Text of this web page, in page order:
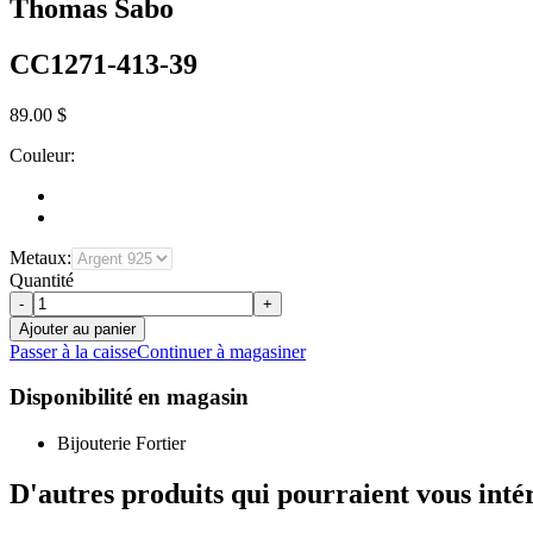
Thomas Sabo
CC1271-413-39
89.00 $
Couleur:
Metaux:
Quantité
-
+
Ajouter au panier
Passer à la caisseContinuer à magasiner
Disponibilité en magasin
Bijouterie Fortier
D'autres produits qui pourraient vous